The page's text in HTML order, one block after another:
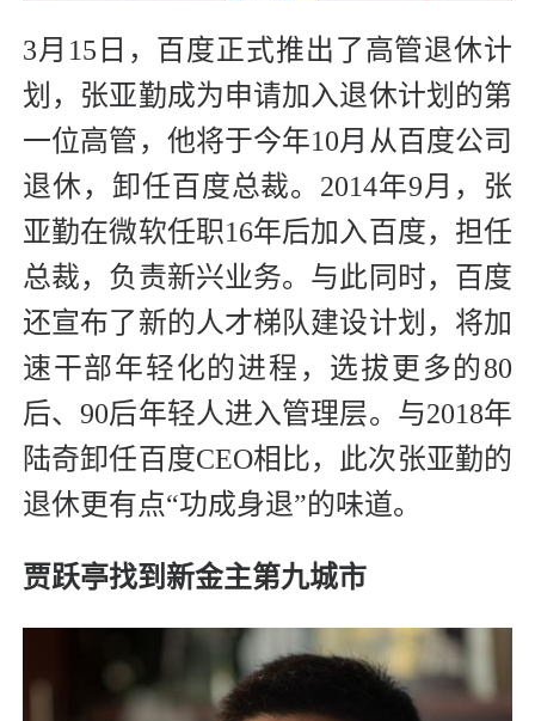
3月15日，百度正式推出了高管退休计
划，张亚勤成为申请加入退休计划的第
一位高管，他将于今年10月从百度公司
退休，卸任百度总裁。2014年9月，张
亚勤在微软任职16年后加入百度，担任
总裁，负责新兴业务。与此同时，百度
还宣布了新的人才梯队建设计划，将加
速干部年轻化的进程，选拔更多的80
后、90后年轻人进入管理层。与2018年
陆奇卸任百度CEO相比，此次张亚勤的
退休更有点“功成身退”的味道。
贾跃亭找到新金主第九城市